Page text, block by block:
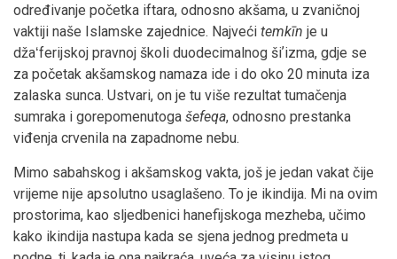
određivanje početka iftara, odnosno akšama, u zvaničnoj
vaktiji naše Islamske zajednice. Najveći temkīn je u
džaʻferijskoj pravnoj školi duodecimalnog šiʼizma, gdje se
za početak akšamskog namaza ide i do oko 20 minuta iza
zalaska sunca. Ustvari, on je tu više rezultat tumačenja
sumraka i gorepomenutoga šefeqa, odnosno prestanka
viđenja crvenila na zapadnome nebu.
Mimo sabahskog i akšamskog vakta, još je jedan vakat čije
vrijeme nije apsolutno usaglašeno. To je ikindija. Mi na ovim
prostorima, kao sljedbenici hanefijskoga mezheba, učimo
kako ikindija nastupa kada se sjena jednog predmeta u